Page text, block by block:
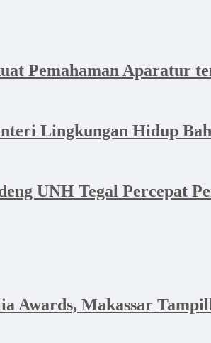
Pemahaman Aparatur
Lingkungan Hidup
UNH Tegal Percepat
Awards, Makassar